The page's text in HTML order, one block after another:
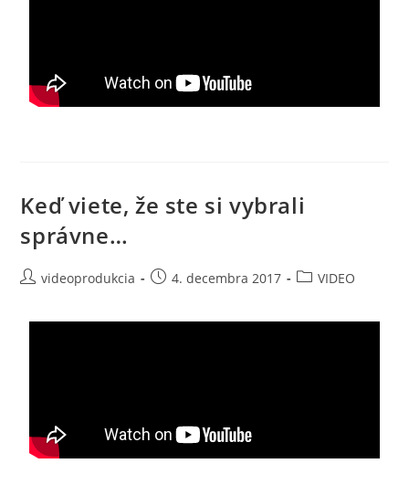
Keď viete, že ste si vybrali
správne…
videoprodukcia 4. decembra 2017 VIDEO